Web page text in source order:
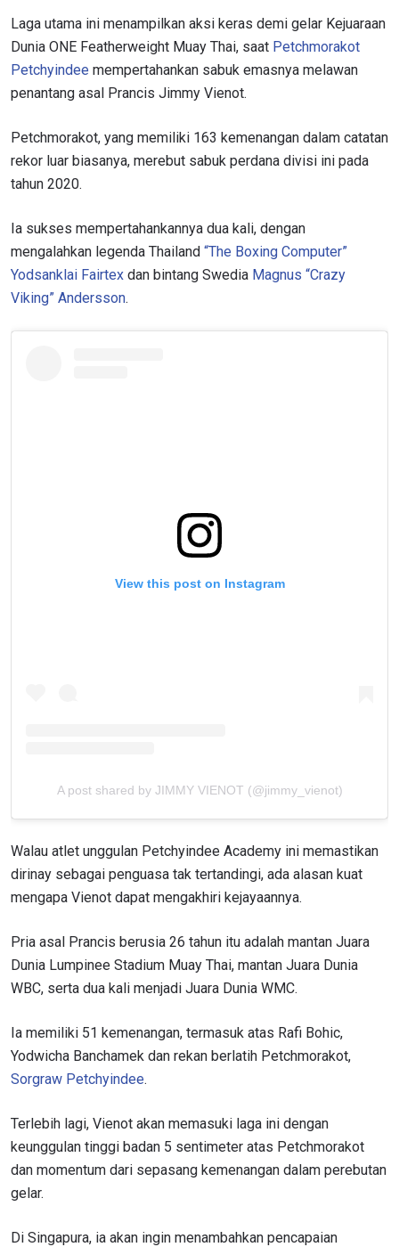
Laga utama ini menampilkan aksi keras demi gelar Kejuaraan
Dunia ONE Featherweight Muay Thai, saat Petchmorakot
Petchyindee mempertahankan sabuk emasnya melawan
penantang asal Prancis Jimmy Vienot.
Petchmorakot, yang memiliki 163 kemenangan dalam catatan
rekor luar biasanya, merebut sabuk perdana divisi ini pada
tahun 2020.
Ia sukses mempertahankannya dua kali, dengan
mengalahkan legenda Thailand “The Boxing Computer”
Yodsanklai Fairtex dan bintang Swedia Magnus “Crazy
Viking” Andersson.
View this post on Instagram
A post shared by JIMMY VIENOT (@jimmy_vienot)
Walau atlet unggulan Petchyindee Academy ini memastikan
dirinay sebagai penguasa tak tertandingi, ada alasan kuat
mengapa Vienot dapat mengakhiri kejayaannya.
Pria asal Prancis berusia 26 tahun itu adalah mantan Juara
Dunia Lumpinee Stadium Muay Thai, mantan Juara Dunia
WBC, serta dua kali menjadi Juara Dunia WMC.
Ia memiliki 51 kemenangan, termasuk atas Rafi Bohic,
Yodwicha Banchamek dan rekan berlatih Petchmorakot,
Sorgraw Petchyindee.
Terlebih lagi, Vienot akan memasuki laga ini dengan
keunggulan tinggi badan 5 sentimeter atas Petchmorakot
dan momentum dari sepasang kemenangan dalam perebutan
gelar.
Di Singapura, ia akan ingin menambahkan pencapaian